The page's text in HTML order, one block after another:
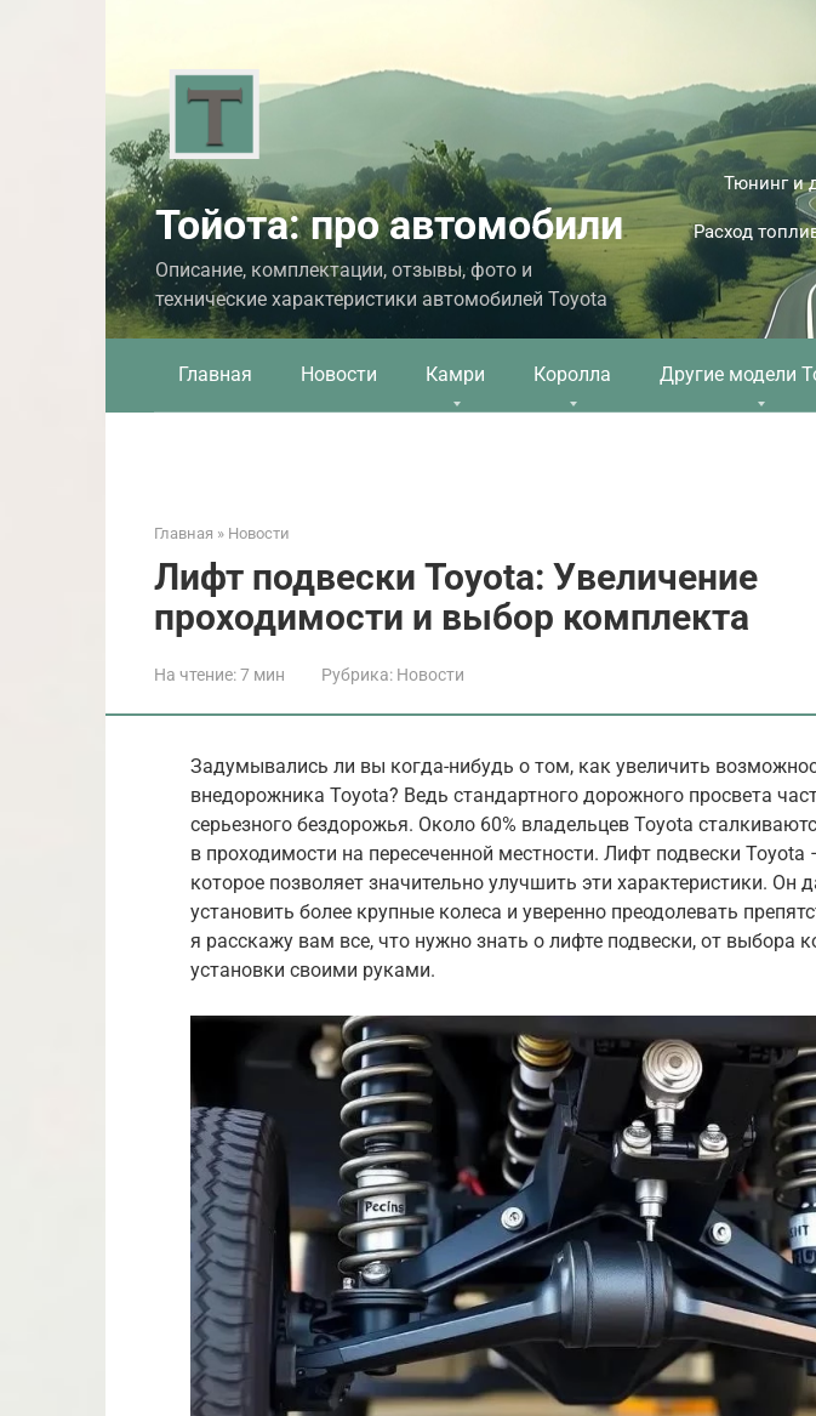
Тойота: про автомобили
Описание, комплектации, отзывы, фото и
технические характеристики автомобилей Toyota
Тюнинг и
Расход
Главная Новости Камри Королла Другие модели
Главная » Новости
Лифт подвески Toyota: Увеличение
проходимости и выбор комплекта
На чтение:7 мин Рубрика: Новости
Задумывались ли вы когда-нибудь о том, как увеличить
внедорожника Toyota? Ведь стандартного дорожного просвета
серьезного бездорожья. Около 60% владельцев Toyota
в проходимости на пересеченной местности. Лифт подвески Toyota
которое позволяет значительно улучшить эти характеристики. Он
установить более крупные колеса и уверенно преодолевать
я расскажу вам все, что нужно знать о лифте подвески, от выбора
установки своими руками.